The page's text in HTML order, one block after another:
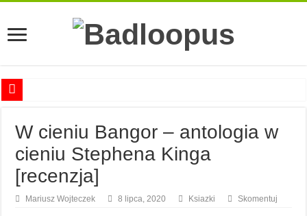
Najciekawsze książki o kobietach nauki
Najlepsze mangi dla dorosłych
Najciekawsze zapowiedzi komiksowe na 2023 rok
W cieniu Bangor – antologia w
cieniu Stephena Kinga
[recenzja]
Mariusz Wojteczek 8 lipca, 2020 Ksiazki Skomentuj